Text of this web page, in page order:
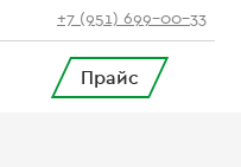
+7 (951) 699-00-33
Прайс